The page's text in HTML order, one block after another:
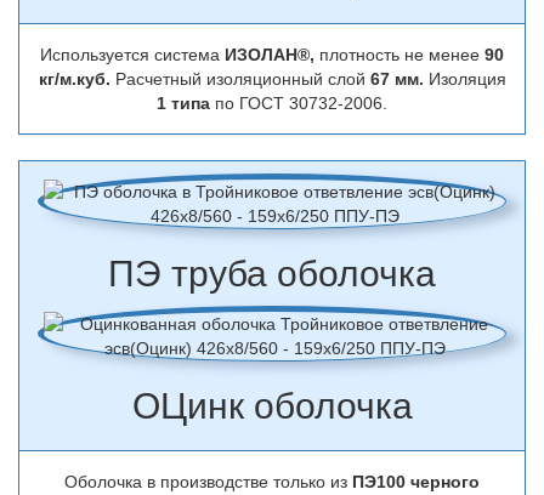
Используется система ИЗОЛАН®, плотность не менее 90
кг/м.куб. Расчетный изоляционный слой 67 мм. Изоляция
1 типа по ГОСТ 30732-2006.
ПЭ труба оболочка
ОЦинк оболочка
Оболочка в производстве только из ПЭ100 черного